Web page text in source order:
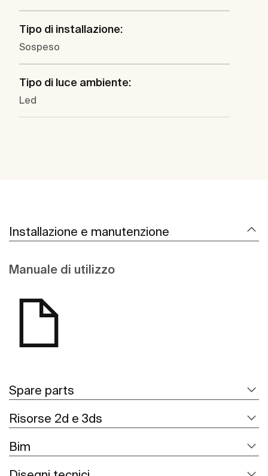
Tipo di installazione:
Sospeso
Tipo di luce ambiente:
Led
Installazione e manutenzione
Manuale di utilizzo
Spare parts
Risorse 2d e 3ds
Bim